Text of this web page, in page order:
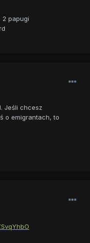
2 papugi
Jeśli chcesz
o emigrantach, to